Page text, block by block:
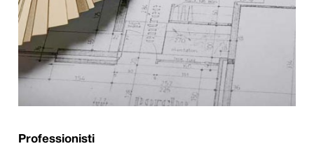
Professionisti